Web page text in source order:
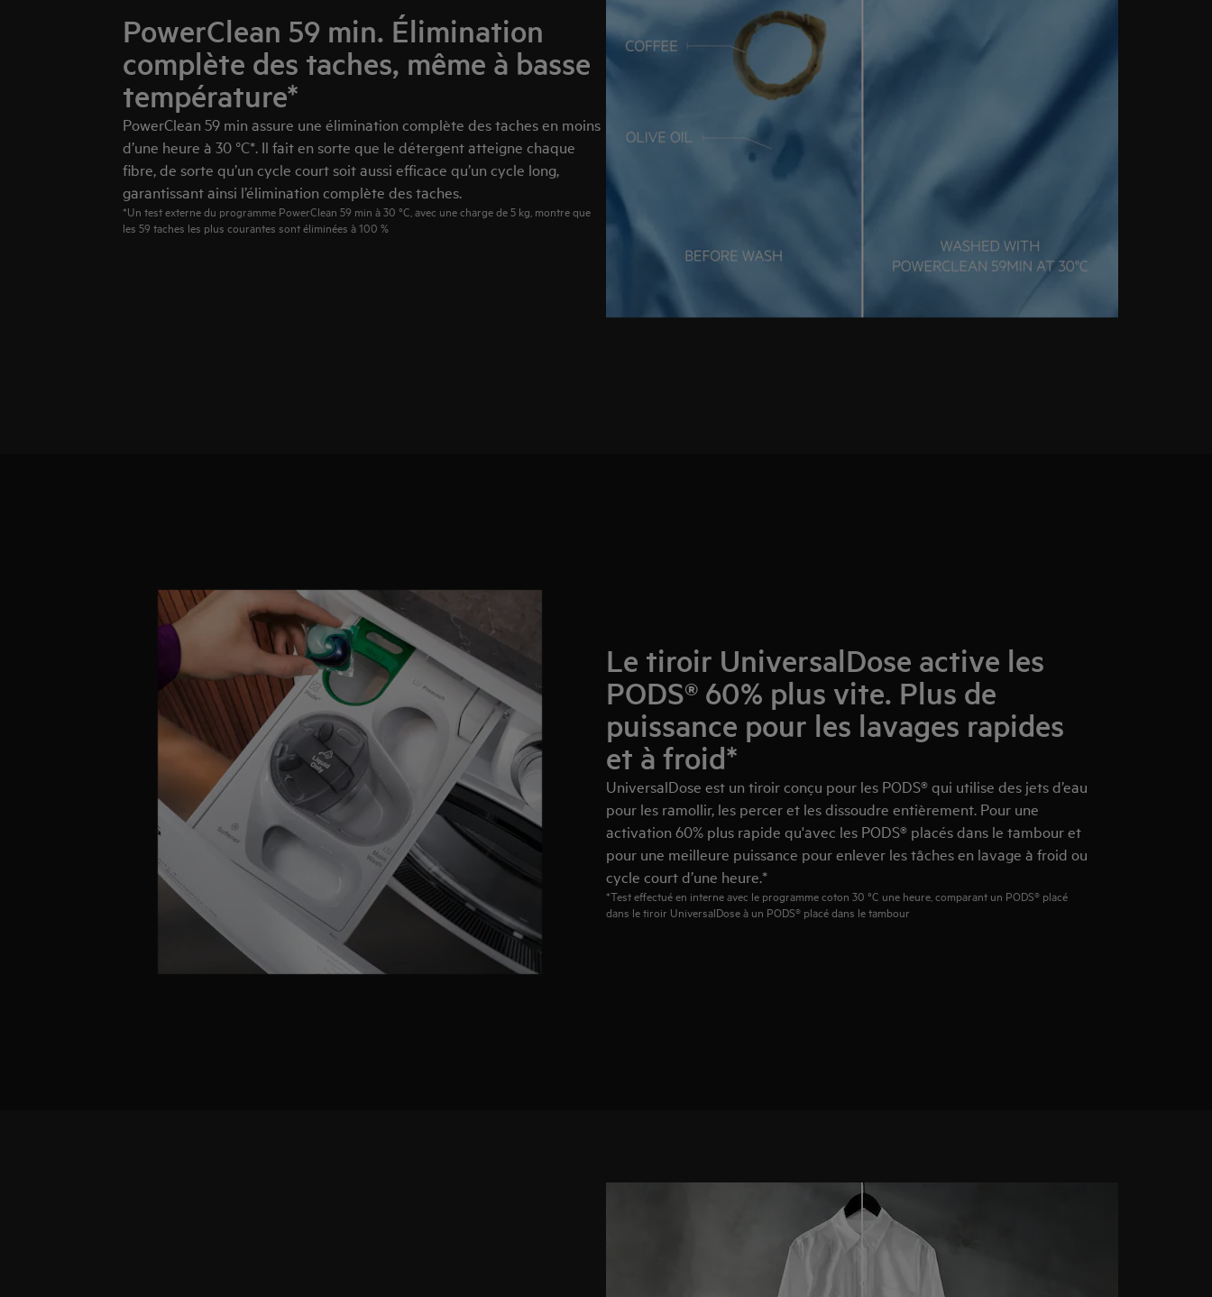
PowerClean 59 min. Élimination
complète des taches, même à basse
température*
PowerClean 59 min assure une élimination complète des taches en moins
d’une heure à 30 °C*. Il fait en sorte que le détergent atteigne chaque
fibre, de sorte qu’un cycle court soit aussi efficace qu’un cycle long,
garantissant ainsi l’élimination complète des taches.
*Un test externe du programme PowerClean 59 min à 30 °C, avec une charge de 5 kg, montre que
les 59 taches les plus courantes sont éliminées à 100 %
Le tiroir UniversalDose active les
PODS® 60% plus vite. Plus de
puissance pour les lavages rapides
et à froid*
UniversalDose est un tiroir conçu pour les PODS® qui utilise des jets d’eau
pour les ramollir, les percer et les dissoudre entièrement. Pour une
activation 60% plus rapide qu'avec les PODS® placés dans le tambour et
pour une meilleure puissance pour enlever les tâches en lavage à froid ou
cycle court d’une heure.*
*Test effectué en interne avec le programme coton 30 °C une heure, comparant un PODS® placé
dans le tiroir UniversalDose à un PODS® placé dans le tambour